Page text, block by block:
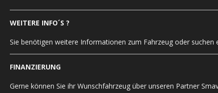
WEITERE INFO´S ?
Sie benötigen weitere Informationen zum Fahrzeug oder suchen
FINANZIERUNG
Gerne können Sie ihr Wunschfahrzeug über unseren Partner